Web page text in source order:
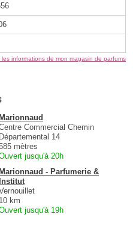
les informations de mon magasin de parfums
Commercial Chemin
Départemental 14
mètres
jusqu'à 20h
- Parfumerie &
10 km
jusqu'à 19h